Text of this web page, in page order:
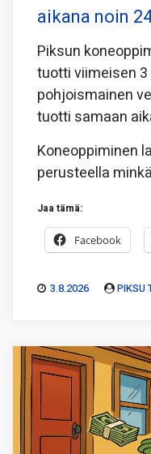
aikana noin
Piksun
tuotti viimeisen 3
pohjoismainen
tuotti samaan
Koneoppiminen
perusteella
Jaa tämä:
Facebook
3.8.2026 PIKSU